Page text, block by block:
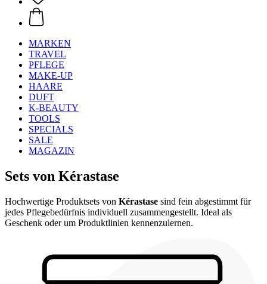
MARKEN
TRAVEL
PFLEGE
MAKE-UP
HAARE
DUFT
K-BEAUTY
TOOLS
SPECIALS
SALE
MAGAZIN
Sets von Kérastase
Hochwertige Produktsets von Kérastase sind fein abgestimmt für
jedes Pflegebedürfnis individuell zusammengestellt. Ideal als
Geschenk oder um Produktlinien kennenzulernen.